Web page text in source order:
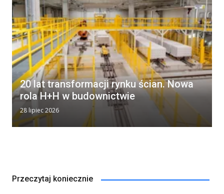
20 lat transformacji rynku ścian. Nowa
rola H+H w budownictwie
28 lipiec 2026
Przeczytaj koniecznie